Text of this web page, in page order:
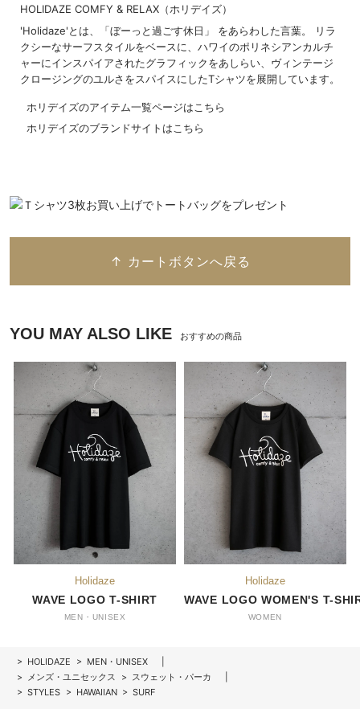
HOLIDAZE COMFY & RELAX（ホリデイズ）
'Holidaze'とは、「ぼーっと過ごす休日」 をあらわした言葉。 リラ
クシーなサーフスタイルをベースに、ハワイのポリネシアンカルチ
ャーにインスパイアされたグラフィックをあしらい、ヴィンテージ
クロージングのユルさをスパイスにしたTシャツを展開しています。
ホリデイズのアイテム一覧ページはこちら
ホリデイズのブランドサイトはこちら
↑ カートボタンへ戻る
YOU MAY ALSO LIKE おすすめの商品
WAVE LOGO T-SHIRT
MEN・UNISEX
WAVE LOGO WOMEN'S T-
WOMEN
> HOLIDAZE > MEN・UNISEX
> メンズ・ユニセックス > スウェット・パーカ
>STYLES > HAWAIIAN > SURF